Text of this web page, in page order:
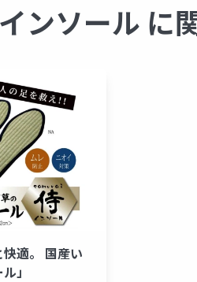
ンソール に
適。 国産い
」